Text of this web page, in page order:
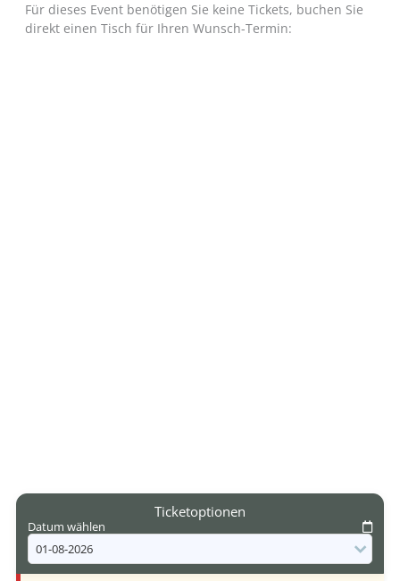
Für dieses Event benötigen Sie keine Tickets, buchen Sie
direkt einen Tisch für Ihren Wunsch-Termin:
Ticketoptionen
Datum wählen